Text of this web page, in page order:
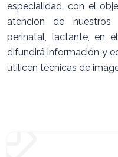
especialidad, con el
atención de
perinatal, lactante, en
difundirá información y
utilicen técnicas de